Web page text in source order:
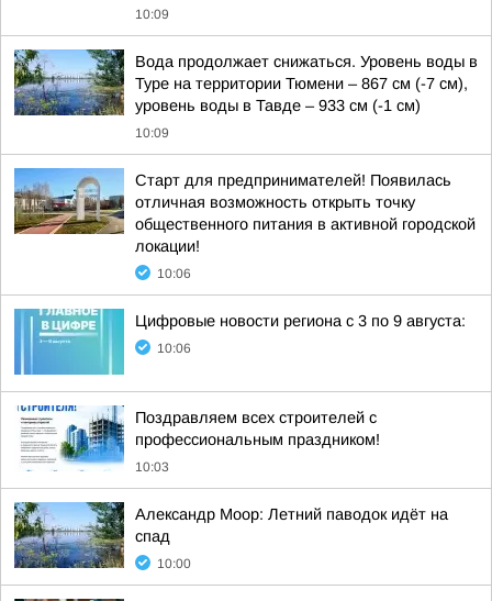
10:09
Вода продолжает снижаться. Уровень воды в
Туре на территории Тюмени – 867 см (-7 см),
уровень воды в Тавде – 933 см (-1 см)
10:09
Старт для предпринимателей! Появилась
отличная возможность открыть точку
общественного питания в активной городской
локации!
10:06
Цифровые новости региона с 3 по 9 августа:
10:06
Поздравляем всех строителей с
профессиональным праздником!
10:03
Александр Моор: Летний паводок идёт на
спад
10:00